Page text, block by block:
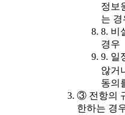
정보
는 경
8. 비
경우
9. 일
않거
동의
③ 전항의
한하는 경